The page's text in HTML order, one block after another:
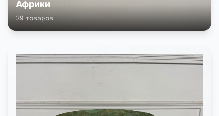
Африки
29 товаров